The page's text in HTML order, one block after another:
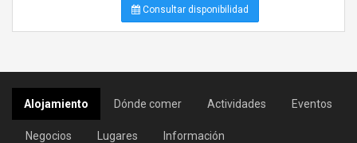
Consultar disponibilidad
Alojamiento Dónde comer Actividades Eventos
Negocios Lugares Información